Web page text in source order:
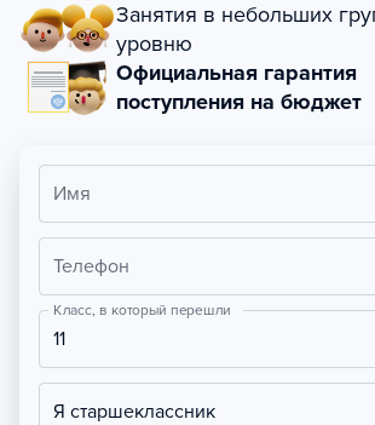
Занятия в небольших
уровню
Официальная гарантия
поступления на бюджет
Имя
Телефон
Класс, в который перешли
11
Я старшеклассник